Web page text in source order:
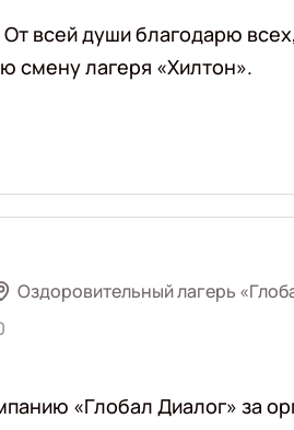
всей души благодарю
смену лагеря «Хилтон».
Оздоровительный лагерь
«Глобал Диалог» за